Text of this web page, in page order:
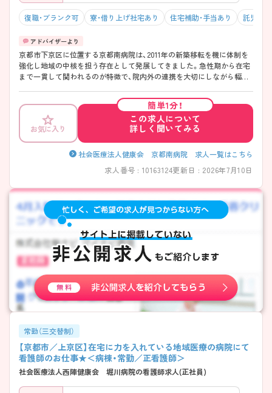
復職・ブランク可 寮・借り上げ社宅あり 住宅補助・手当あり 託児所
京都市下京区に位置する京都南病院は、2011年の新築移転を機に体制を
強化し地域の中核を担う存在として発展してきました。急性期から在宅
まで一貫して関われるのが特徴で、院内外の連携を大切にしながら幅広
やすさにも配慮されています！教育体制も整っており、プリセプター制度
や段階的な育成で経験に不安がある方も安心してスタートしやすい職場
――――――――――――――― 無理なく続けやすい勤務環境が魅力
です。 ・「週35時間勤務」で体力的にも安心 ・終業は16時30分と早め ・有給
取得率も高く計画的にお休み可能 → プライベートとの両立を大切にで
――――――――――――――― 一人ひとりに寄り添った教育環境で
す。 ・既卒者にもプリセプターを配置 ・教育専任の担当者が在籍 ・クリニ
――――――――――――――― ■ 幅広い医療を経験できる♪
――――――――――――――― 多様なフィールドでスキルアップが
可能です。 ・急性期～在宅まで一貫して関われる ・外来・入院・在宅の機
能を併せ持つ ・地域連携に深く関わる環境 → 幅広い視点を持った看護
師を目指せます ――――――――――――――― ■ 専門性も着実に深
められる ――――――――――――――― スキルアップの機会もしっ
かり整っています。 ・褥瘡ケアなどの勉強会あり ・認定看護師が在籍 ・学
会参加など外部研修も充実 → 実践＋学びの両立が叶います
お気に入り
簡単1分！
この求人について
詳しく聞いてみる
社会医療法人健康会 京都南病院 求人一覧はこちら
求人番号 : 10163124更新日 : 2026年7月10日
常勤（三交替制）
【京都市／上京区】在宅に力を入れている地域医療の病院にて
看護師のお仕事★＜病棟・常勤／正看護師＞
社会医療法人西陣健康会 堀川病院の看護師求人(正社員)